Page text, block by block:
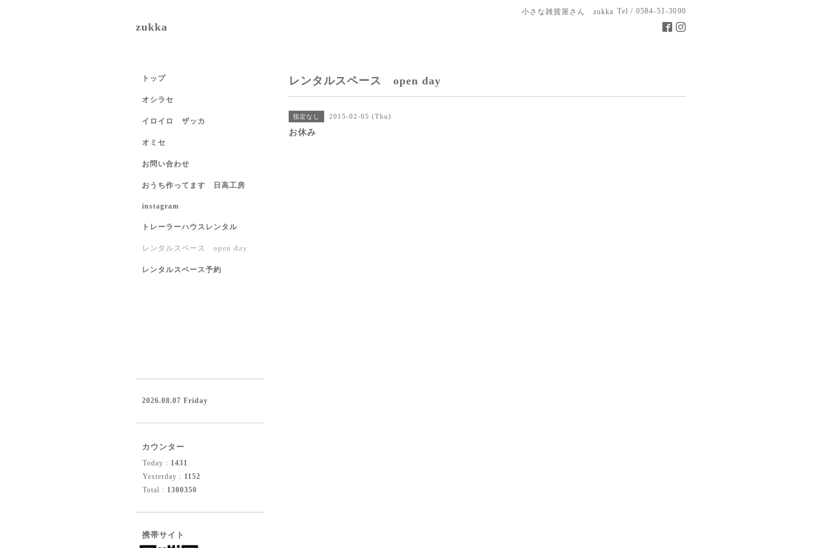
小さな雑貨屋さん zukka Tel / 0584-51-3090
zukka
レンタルスペース open day
指定なし 2015-02-05 (Thu)
お休み
トップ
オシラセ
イロイロ ザッカ
オミセ
お問い合わせ
おうち作ってます 日高工房
instagram
トレーラーハウスレンタル
レンタルスペース open day
レンタルスペース予約
2026.08.07 Friday
カウンター
Today : 1431
Yesterday : 1152
Total : 1300350
携帯サイト